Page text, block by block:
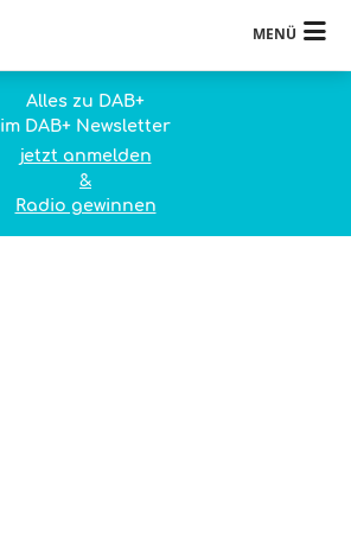
MENÜ
Alles zu DAB+
im DAB+ Newsletter
jetzt anmelden
&
Radio gewinnen